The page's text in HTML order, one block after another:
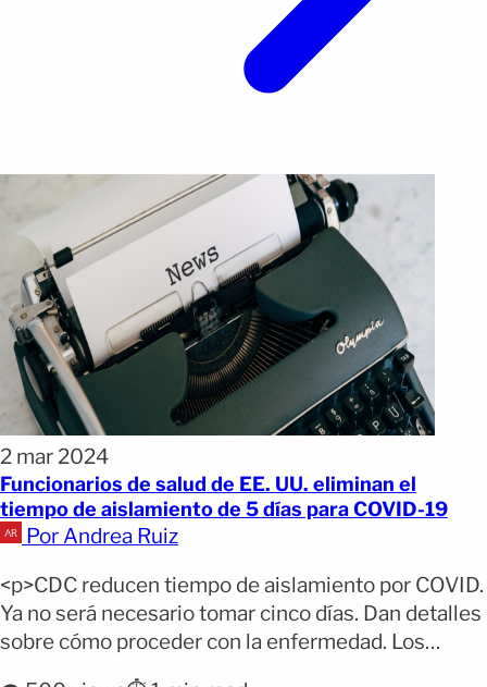
2 mar 2024
Funcionarios de salud de EE. UU. eliminan el
tiempo de aislamiento de 5 días para COVID-19
Por Andrea Ruiz
<p>CDC reducen tiempo de aislamiento por COVID.
Ya no será necesario tomar cinco días. Dan detalles
sobre cómo proceder con la enfermedad. Los